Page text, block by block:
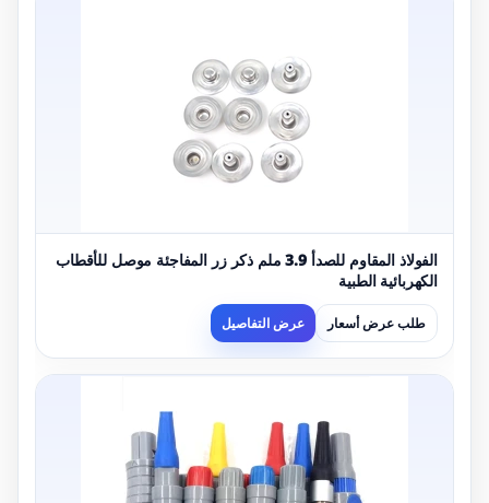
الفولاذ المقاوم للصدأ 3.9 ملم ذكر زر المفاجئة موصل للأقطاب
الكهربائية الطبية
طلب عرض أسعار عرض التفاصيل